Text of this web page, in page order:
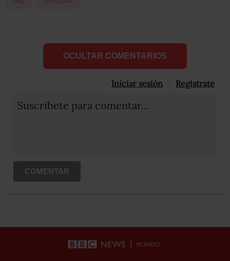
OCULTAR COMENTARIOS
Iniciar sesión Registrate
Suscribete para comentar...
COMENTAR